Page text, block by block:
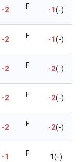
-2 F -1(-)
-2 F -1(-)
-2 F -2(-)
-2 F -2(-)
-2 F -2(-)
-1 F 1(-)